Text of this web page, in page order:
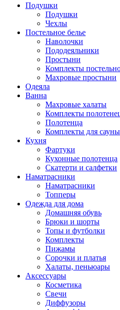
Подушки
Подушки
Чехлы
Постельное белье
Наволочки
Пододеяльники
Простыни
Комплекты
Махровые простыни
Одеяла
Ванна
Махровые халаты
Комплекты
Полотенца
Комплекты для сауны
Кухня
Фартуки
Кухонные полотенца
Скатерти и салфетки
Наматрасники
Наматрасники
Топперы
Одежда для дома
Домашняя обувь
Брюки и шорты
Топы и футболки
Комплекты
Пижамы
Сорочки и платья
Халаты, пеньюары
Аксессуары
Косметика
Свечи
Диффузоры